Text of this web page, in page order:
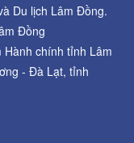
Du lịch Lâm Đồng.
Đồng
chính tỉnh Lâm
- Đà Lạt, tỉnh